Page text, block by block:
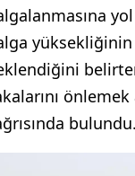
yüksekliğinin
bulundu.